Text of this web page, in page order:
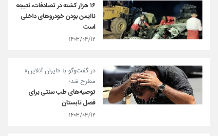
۱۶ هزار کشته در تصادفات، نتیجه
ناایمن بودن خودروهای داخلی
است
۱۴۰۳/۰۴/۱۲
در گفت‌وگو با «ایران آنلاین»
مطرح شد؛
توصیه‌های طب سنتی برای
فصل تابستان
۱۴۰۳/۰۴/۱۲